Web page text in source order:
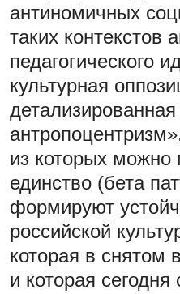
антиномичных
таких контекстов
педагогического
культурная
из которых можно
единство (бета
формируют
российской
которая в снятом
и которая